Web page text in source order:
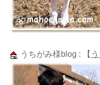
うちがみ様blog : 【